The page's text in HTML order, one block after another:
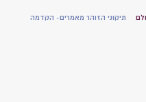
תיקוני הזוהר מאמרים- הקדמה